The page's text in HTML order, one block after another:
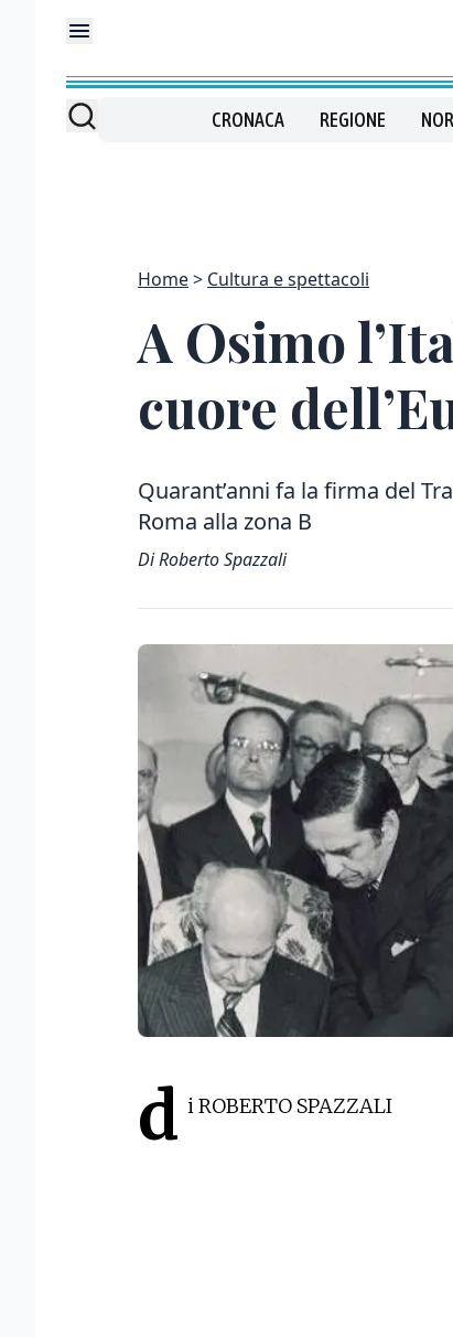
CRONACA REGIONE
Home Cultura e spettacoli
A Osimo
cuore
Quarant’anni fa la firma del
Roma alla zona B
Di Roberto Spazzali
d i ROBERTO SPAZZALI